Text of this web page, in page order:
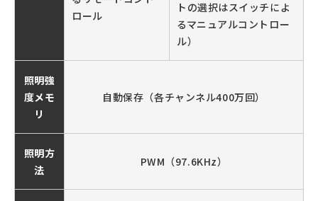
ロール
トの選択はスイッチによ
るマニュアルコントロー
ル）
照明強
度メモ
リ
自動保存（各チャンネル400万回）
照明方
法
PWM（97.6KHz）